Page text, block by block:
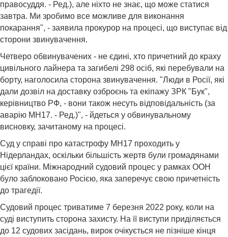
правосуддя. - Ред.), але ніхто не знає, що може статися
завтра. Ми зробимо все можливе для виконання
покарання", - заявила прокурор на процесі, що виступає від
сторони звинувачення.
Четверо обвинувачених - не єдині, хто причетний до краху
цивільного лайнера та загибелі 298 осіб, які перебували на
борту, наголосила сторона звинувачення. "Люди в Росії, які
дали дозвіл на доставку озброєнь та екіпажу ЗРК "Бук",
керівництво РФ, - вони також несуть відповідальність (за
аварію MH17. - Ред.)", - йдеться у обвинувальному
висновку, зачитаному на процесі.
Суд у справі про катастрофу MH17 проходить у
Нідерландах, оскільки більшість жертв були громадянами
цієї країни. Міжнародний судовий процес у рамках ООН
було заблоковано Росією, яка заперечує свою причетність
до трагедії.
Судовий процес триватиме 7 березня 2022 року, коли на
суді виступить сторона захисту. На її виступи приділяється
до 12 судових засідань, вирок очікується не пізніше кінця